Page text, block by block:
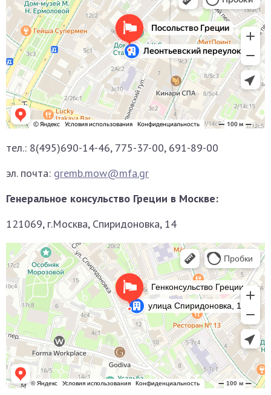
тел.: 8(495)690-14-46, 775-37-00, 691-89-00
эл. почта: gremb.mow@mfa.gr
Генеральное консульство Греции в Москве:
121069, г.Москва, Спиридоновка, 14